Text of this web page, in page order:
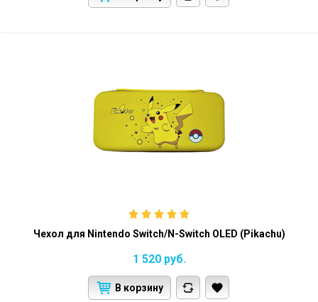
Чехол для Nintendo Switch/N-Switch OLED (Pikachu)
1 520 руб.
В корзину